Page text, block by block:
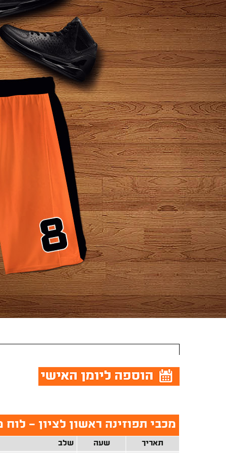
מכבי תפוזינה ראשון לציון -
תאריך שעה שלב